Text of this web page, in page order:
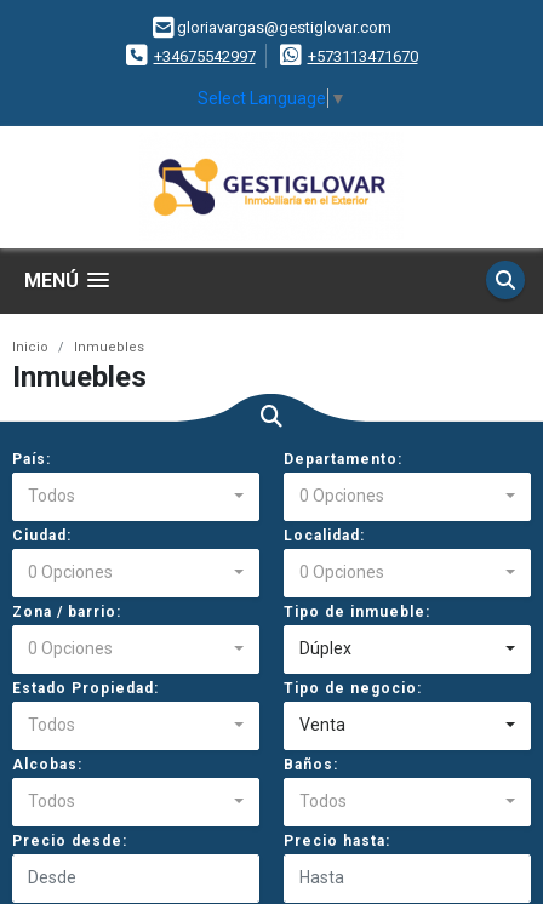
gloriavargas@gestiglovar.com
+34675542997
+573113471670
Select Language ▼
MENÚ
Inicio Inmuebles
Inmuebles
País:
Todos
Departamento:
0 Opciones
Ciudad:
0 Opciones
Localidad:
0 Opciones
Zona / barrio:
0 Opciones
Tipo de inmueble:
Dúplex
Estado Propiedad:
Todos
Tipo de negocio:
Venta
Alcobas:
Todos
Baños:
Todos
Precio desde: Precio hasta: